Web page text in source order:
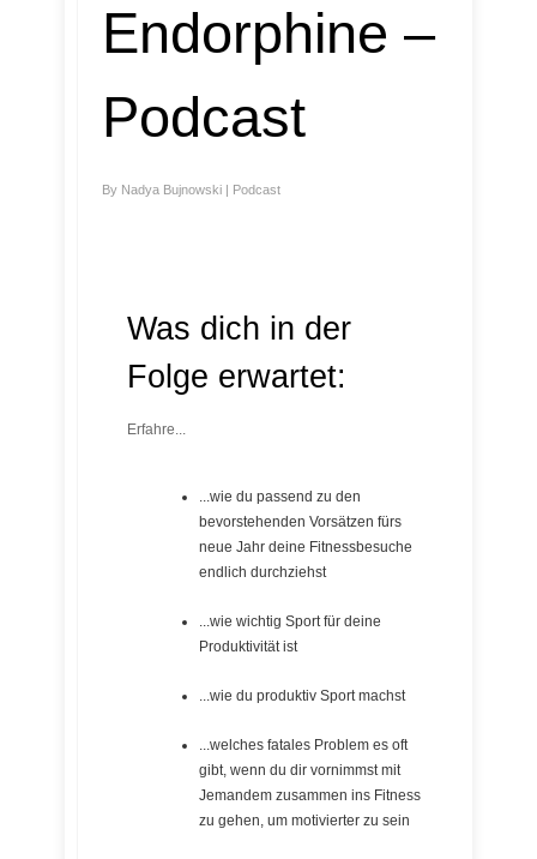
Endorphine –
Podcast
By Nadya Bujnowski | Podcast
Was dich in der
Folge erwartet:
Erfahre...
...wie du passend zu den
bevorstehenden Vorsätzen fürs
neue Jahr deine Fitnessbesuche
endlich durchziehst
...wie wichtig Sport für deine
Produktivität ist
...wie du produktiv Sport machst
...welches fatales Problem es oft
gibt, wenn du dir vornimmst mit
Jemandem zusammen ins Fitness
zu gehen, um motivierter zu sein